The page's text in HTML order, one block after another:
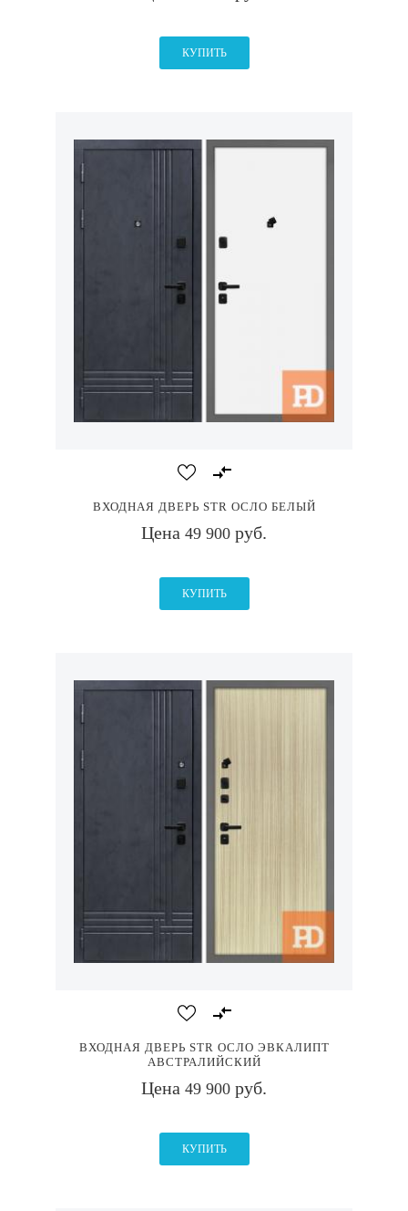
КУПИТЬ
ВХОДНАЯ ДВЕРЬ STR ОСЛО БЕЛЫЙ
Цена 49 900 руб.
КУПИТЬ
ВХОДНАЯ ДВЕРЬ STR ОСЛО ЭВКАЛИПТ
АВСТРАЛИЙСКИЙ
Цена 49 900 руб.
КУПИТЬ